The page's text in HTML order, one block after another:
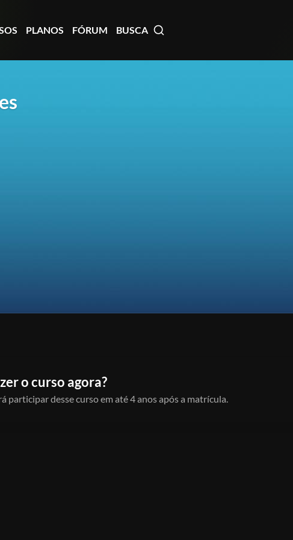
PLANOS FÓRUM BUSCA
o curso agora?
participar desse curso em até 4 anos após a matrícula.